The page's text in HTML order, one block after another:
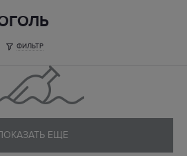
ФИЛЬТР
ЕЩЕ